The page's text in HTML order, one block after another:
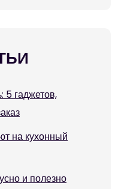
5 гаджетов,
на кухонный
и полезно